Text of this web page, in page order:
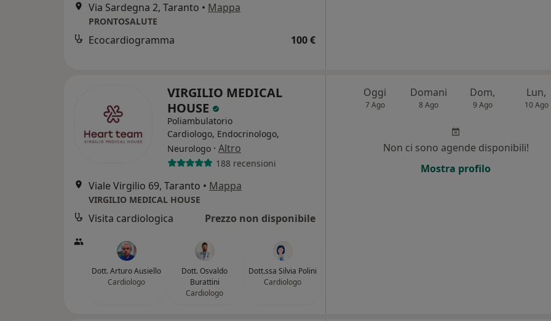
Via Sardegna 2, Taranto • Mappa
PRONTOSALUTE
Ecocardiogramma 100 €
VIRGILIO MEDICAL
HOUSE
Poliambulatorio
Cardiologo, Endocrinologo,
Neurologo · Altro
188 recensioni
Viale Virgilio 69, Taranto • Mappa
VIRGILIO MEDICAL HOUSE
Visita cardiologica Prezzo non disponibile
Dott. Arturo Ausiello
Cardiologo
Dott. Osvaldo
Burattini
Cardiologo
Dott.ssa Silvia Polini
Cardiologo
Oggi
7 Ago
Domani
8 Ago
Dom,
9 Ago
Lun,
10 Ago
Non ci sono agende disponibili!
Mostra profilo